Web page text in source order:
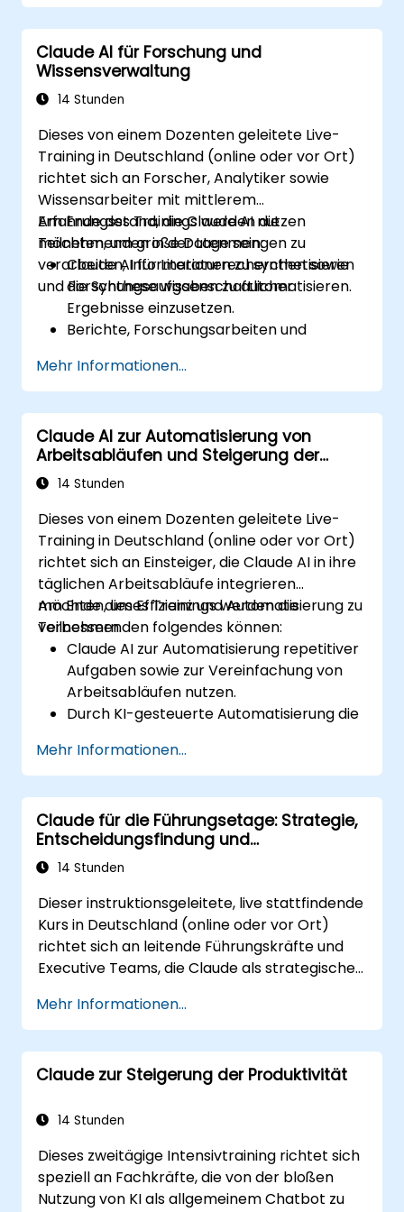
Claude AI für Forschung und
Wissensverwaltung
14 Stunden
Dieses von einem Dozenten geleitete Live-
Training in Deutschland (online oder vor Ort)
richtet sich an Forscher, Analytiker sowie
Wissensarbeiter mit mittlerem
Erfahrungsstand, die Claude AI nutzen
möchten, um große Datenmengen zu
verarbeiten, Informationen zu synthetisieren
und Forschungsaufgaben zu automatisieren.
Am Ende des Trainings werden die
Teilnehmenden in der Lage sein:
Claude AI für Literaturrecherchen sowie
die Synthese wissenschaftlicher
Ergebnisse einzusetzen.
Berichte, Forschungsarbeiten und
zusammenzufassen.
Wichtige Erkenntnisse sowie Trends
sowohl aus strukturierten als auch
unstrukturierten Daten zu extrahieren.
Claude AI in bestehende Forschungs- und
Wissensverwaltungsprozesse zu
Mehr Informationen...
Claude AI zur Automatisierung von
Arbeitsabläufen und Steigerung der
Produktivität
14 Stunden
Dieses von einem Dozenten geleitete Live-
Training in Deutschland (online oder vor Ort)
richtet sich an Einsteiger, die Claude AI in ihre
täglichen Arbeitsabläufe integrieren
möchten, um Effizienz und Automatisierung zu
verbessern.
Am Ende dieses Trainings werden die
Teilnehmenden folgendes können:
Claude AI zur Automatisierung repetitiver
Aufgaben sowie zur Vereinfachung von
Arbeitsabläufen nutzen.
Durch KI-gesteuerte Automatisierung die
erhöhen.
Claude AI mit bestehenden
Geschäftswerkzeugen und Plattformen
integrieren.
Entscheidungsfindung sowie
Aufgabenverwaltung mithilfe der KI
Mehr Informationen...
Claude für die Führungsetage: Strategie,
Entscheidungsfindung und
Wettbewerbsvorteil
14 Stunden
Dieser instruktionsgeleitete, live stattfindende
Kurs in Deutschland (online oder vor Ort)
richtet sich an leitende Führungskräfte und
Executive Teams, die Claude als strategischen
Entscheidungsfindung zu verbessern,
Planungsprozesse zu beschleunigen und
durch KI-unterstützte Führung einen
Wettbewerbsvorteil aufzubauen.
Mehr Informationen...
Claude zur Steigerung der Produktivität
14 Stunden
Dieses zweitägige Intensivtraining richtet sich
speziell an Fachkräfte, die von der bloßen
Nutzung von KI als allgemeinem Chatbot zu